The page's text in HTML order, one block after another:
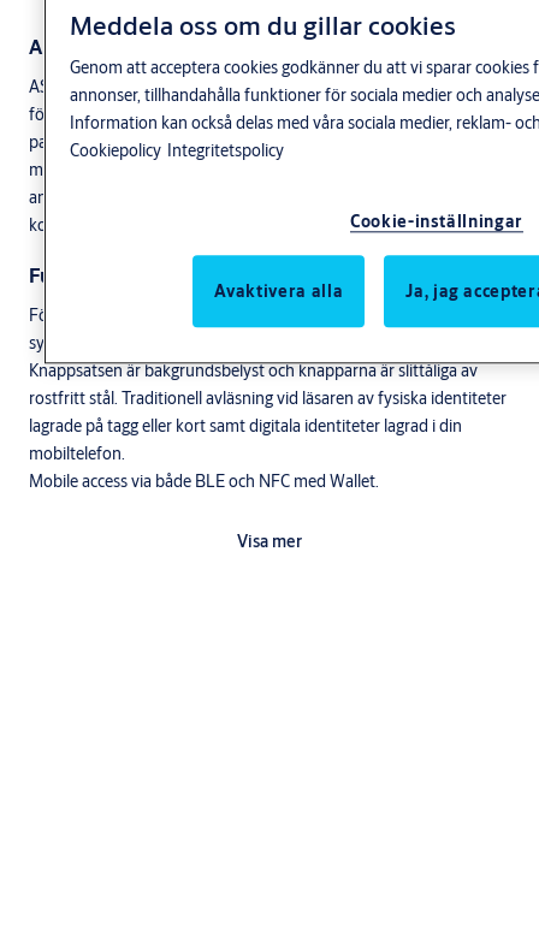
Användningsområde
ASSA ABLOY Pando Display Go är en beröringsfri generisk läsare
för fysiska kort och taggar samt mobila kort. Läsaren används för
passage och manövrering av ARX Larm vid dörr eller som
manöverpanel. ASSA ABLOY Pando
användas som uppdateringsläsare för offline med DESFire
kort/taggar
Funktion
För enkelt handhavande har läsaren strategiskt placerade upplysta
symboler och grafisk display för kommunikation med användaren.
Knappsatsen är bakgrundsbelyst och knapparna är slittåliga av
rostfritt stål. Traditionell avläsning vid läsaren av fysiska identiteter
lagrade på tagg eller kort samt digitala identiteter lagrad i din
mobiltelefon.
Mobile access via både BLE och NFC med Wallet.
Visa mer
Meddela oss om du gillar cookies
Genom att acceptera cookies godkänner du att vi sparar cookies
annonser, tillhandahålla funktioner för sociala medier och
Information kan också delas med våra sociala medier, reklam-
Cookiepolicy Integritetspolicy
Cookie-inställningar
Avaktivera alla Ja, jag